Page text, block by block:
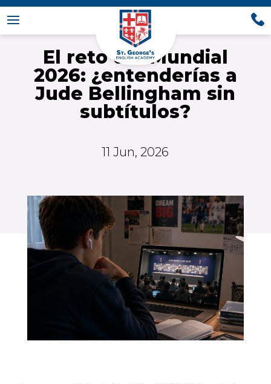
El reto del Mundial
2026: ¿entenderías a
Jude Bellingham sin
subtítulos?
11 Jun, 2026